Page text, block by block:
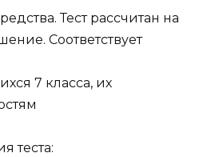
Тест рассчитан на
Соответствует
7 класса, их
теста: